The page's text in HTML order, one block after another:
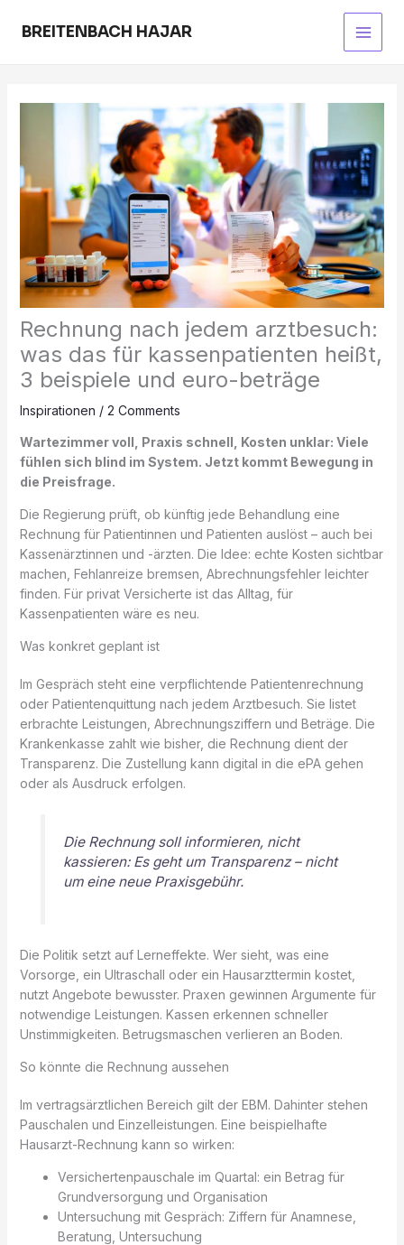
BREITENBACH HAJAR
Main
Rechnung nach jedem arztbesuch:
was das für kassenpatienten heißt,
3 beispiele und euro-beträge
Inspirationen / 2 Comments
Wartezimmer voll, Praxis schnell, Kosten unklar: Viele
fühlen sich blind im System. Jetzt kommt Bewegung in
die Preisfrage.
Die Regierung prüft, ob künftig jede Behandlung eine
Rechnung für Patientinnen und Patienten auslöst – auch bei
Kassenärztinnen und -ärzten. Die Idee: echte Kosten sichtbar
machen, Fehlanreize bremsen, Abrechnungsfehler leichter
finden. Für privat Versicherte ist das Alltag, für
Kassenpatienten wäre es neu.
Was konkret geplant ist
Im Gespräch steht eine verpflichtende Patientenrechnung
oder Patientenquittung nach jedem Arztbesuch. Sie listet
erbrachte Leistungen, Abrechnungsziffern und Beträge. Die
Krankenkasse zahlt wie bisher, die Rechnung dient der
Transparenz. Die Zustellung kann digital in die ePA gehen
oder als Ausdruck erfolgen.
Die Rechnung soll informieren, nicht
kassieren: Es geht um Transparenz – nicht
um eine neue Praxisgebühr.
Die Politik setzt auf Lerneffekte. Wer sieht, was eine
Vorsorge, ein Ultraschall oder ein Hausarzttermin kostet,
nutzt Angebote bewusster. Praxen gewinnen Argumente für
notwendige Leistungen. Kassen erkennen schneller
Unstimmigkeiten. Betrugsmaschen verlieren an Boden.
So könnte die Rechnung aussehen
Im vertragsärztlichen Bereich gilt der EBM. Dahinter stehen
Pauschalen und Einzelleistungen. Eine beispielhafte
Hausarzt-Rechnung kann so wirken:
Versichertenpauschale im Quartal: ein Betrag für
Grundversorgung und Organisation
Untersuchung mit Gespräch: Ziffern für Anamnese,
Beratung, Untersuchung